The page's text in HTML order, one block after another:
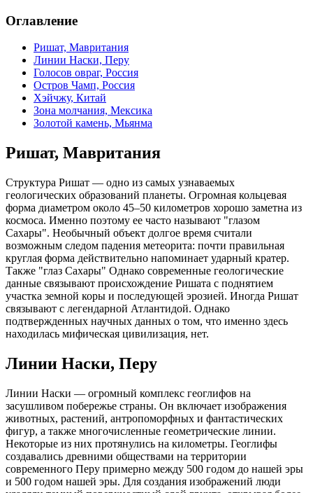
Оглавление
Ришат, Мавритания
Линии Наски, Перу
Голосов овраг, Россия
Остров Чамп, Россия
Хэйчжу, Китай
Зона молчания, Мексика
Золотой камень, Мьянма
Ришат, Мавритания
Структура Ришат — одно из самых узнаваемых
геологических образований планеты. Огромная кольцевая
форма диаметром около 45–50 километров хорошо заметна из
космоса. Именно поэтому ее часто называют "глазом
Сахары". Необычный объект долгое время считали
возможным следом падения метеорита: почти правильная
круглая форма действительно напоминает ударный кратер.
Также "глаз Сахары" Однако современные геологические
данные связывают происхождение Ришата с поднятием
участка земной коры и последующей эрозией. Иногда Ришат
связывают с легендарной Атлантидой. Однако
подтвержденных научных данных о том, что именно здесь
находилась мифическая цивилизация, нет.
Линии Наски, Перу
Линии Наски — огромный комплекс геоглифов на
засушливом побережье страны. Он включает изображения
животных, растений, антропоморфных и фантастических
фигур, а также многочисленные геометрические линии.
Некоторые из них протянулись на километры. Геоглифы
создавались древними обществами на территории
современного Перу примерно между 500 годом до нашей эры
и 500 годом нашей эры. Для создания изображений люди